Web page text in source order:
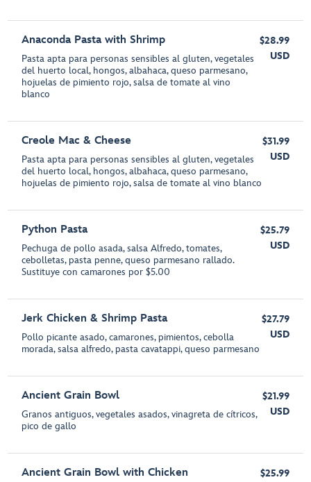
Anaconda Pasta with Shrimp
Pasta apta para personas sensibles al gluten, vegetales
del huerto local, hongos, albahaca, queso parmesano,
hojuelas de pimiento rojo, salsa de tomate al vino
blanco
$28.99
USD
Creole Mac & Cheese
Pasta apta para personas sensibles al gluten, vegetales
del huerto local, hongos, albahaca, queso parmesano,
hojuelas de pimiento rojo, salsa de tomate al vino blanco
$31.99
USD
Python Pasta
Pechuga de pollo asada, salsa Alfredo, tomates,
cebolletas, pasta penne, queso parmesano rallado.
Sustituye con camarones por $5.00
$25.79
USD
Jerk Chicken & Shrimp Pasta
Pollo picante asado, camarones, pimientos, cebolla
morada, salsa alfredo, pasta cavatappi, queso parmesano
$27.79
USD
Ancient Grain Bowl
Granos antiguos, vegetales asados, vinagreta de cítricos,
pico de gallo
$21.99
USD
Ancient Grain Bowl with Chicken
$25.99